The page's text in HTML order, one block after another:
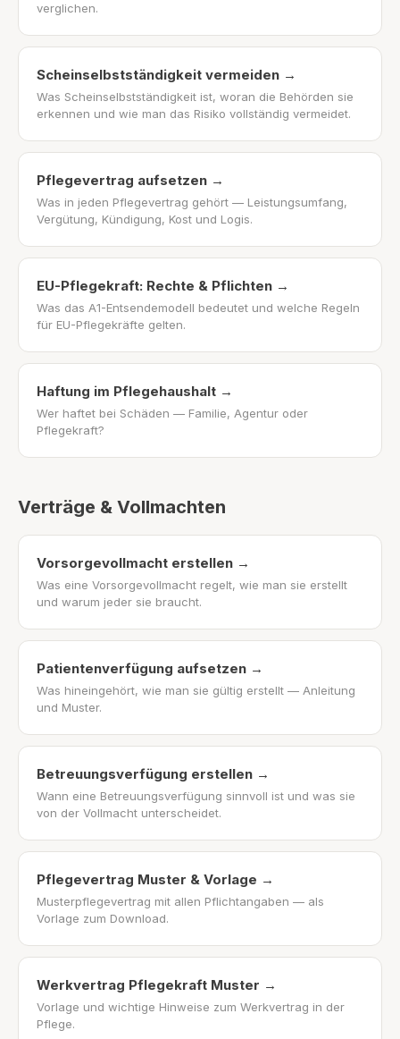
verglichen.
Scheinselbstständigkeit vermeiden →
Was Scheinselbstständigkeit ist, woran die Behörden sie
erkennen und wie man das Risiko vollständig vermeidet.
Pflegevertrag aufsetzen →
Was in jeden Pflegevertrag gehört — Leistungsumfang,
Vergütung, Kündigung, Kost und Logis.
EU-Pflegekraft: Rechte & Pflichten →
Was das A1-Entsendemodell bedeutet und welche Regeln
für EU-Pflegekräfte gelten.
Haftung im Pflegehaushalt →
Wer haftet bei Schäden — Familie, Agentur oder
Pflegekraft?
Verträge & Vollmachten
Vorsorgevollmacht erstellen →
Was eine Vorsorgevollmacht regelt, wie man sie erstellt
und warum jeder sie braucht.
Patientenverfügung aufsetzen →
Was hineingehört, wie man sie gültig erstellt — Anleitung
und Muster.
Betreuungsverfügung erstellen →
Wann eine Betreuungsverfügung sinnvoll ist und was sie
von der Vollmacht unterscheidet.
Pflegevertrag Muster & Vorlage →
Musterpflegevertrag mit allen Pflichtangaben — als
Vorlage zum Download.
Werkvertrag Pflegekraft Muster →
Vorlage und wichtige Hinweise zum Werkvertrag in der
Pflege.